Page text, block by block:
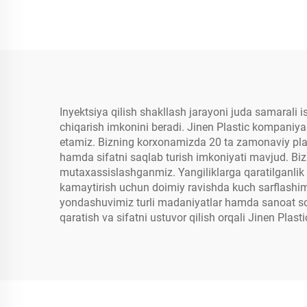
Inyektsiya qilish shakllash jarayoni juda samarali
chiqarish imkonini beradi. Jinen Plastic
etamiz. Bizning korxonamizda 20 ta zamonaviy
hamda sifatni saqlab turish imkoniyati mavjud.
mutaxassislashganmiz. Yangiliklarga
kamaytirish uchun doimiy ravishda kuch
yondashuvimiz turli madaniyatlar hamda sanoat
qaratish va sifatni ustuvor qilish orqali Jinen